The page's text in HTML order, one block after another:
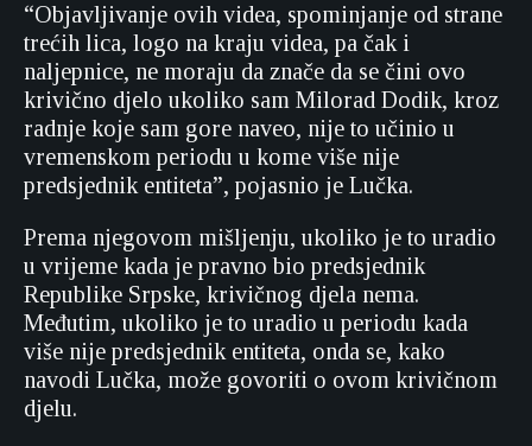
“Objavljivanje ovih videa, spominjanje od strane
trećih lica, logo na kraju videa, pa čak i
naljepnice, ne moraju da znače da se čini ovo
krivično djelo ukoliko sam Milorad Dodik, kroz
radnje koje sam gore naveo, nije to učinio u
vremenskom periodu u kome više nije
predsjednik entiteta”, pojasnio je Lučka.
Prema njegovom mišljenju, ukoliko je to uradio
u vrijeme kada je pravno bio predsjednik
Republike Srpske, krivičnog djela nema.
Međutim, ukoliko je to uradio u periodu kada
više nije predsjednik entiteta, onda se, kako
navodi Lučka, može govoriti o ovom krivičnom
djelu.